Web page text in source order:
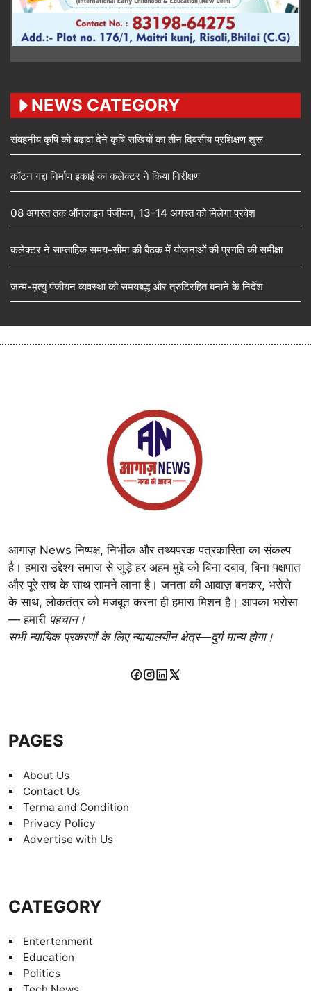
NEWS CATEGORY
संवहनीय कृषि को बढ़ावा देने कृषि सखियों का तीन दिवसीय प्रशिक्षण शुरू
कॉटन गद्दा निर्माण इकाई का कलेक्टर ने किया निरीक्षण
08 अगस्त तक ऑनलाइन पंजीयन, 13-14 अगस्त को मिलेगा प्रवेश
कलेक्टर ने साप्ताहिक समय-सीमा की बैठक में योजनाओं की प्रगति की समीक्षा
जन्म-मृत्यु पंजीयन व्यवस्था को समयबद्ध और त्रुटिरहित बनाने के निर्देश
आगाज़ News निष्पक्ष, निर्भीक और तथ्यपरक पत्रकारिता का संकल्प
है। हमारा उद्देश्य समाज से जुड़े हर अहम मुद्दे को बिना दबाव, बिना पक्षपात
और पूरे सच के साथ सामने लाना है। जनता की आवाज़ बनकर, भरोसे
के साथ, लोकतंत्र को मजबूत करना ही हमारा मिशन है। आपका भरोसा
— हमारी पहचान।
सभी न्यायिक प्रकरणों के लिए न्यायालयीन क्षेत्र—दुर्ग मान्य होगा।
PAGES
About Us
Contact Us
Terma and Condition
Privacy Policy
Advertise with Us
CATEGORY
Entertenment
Education
Politics